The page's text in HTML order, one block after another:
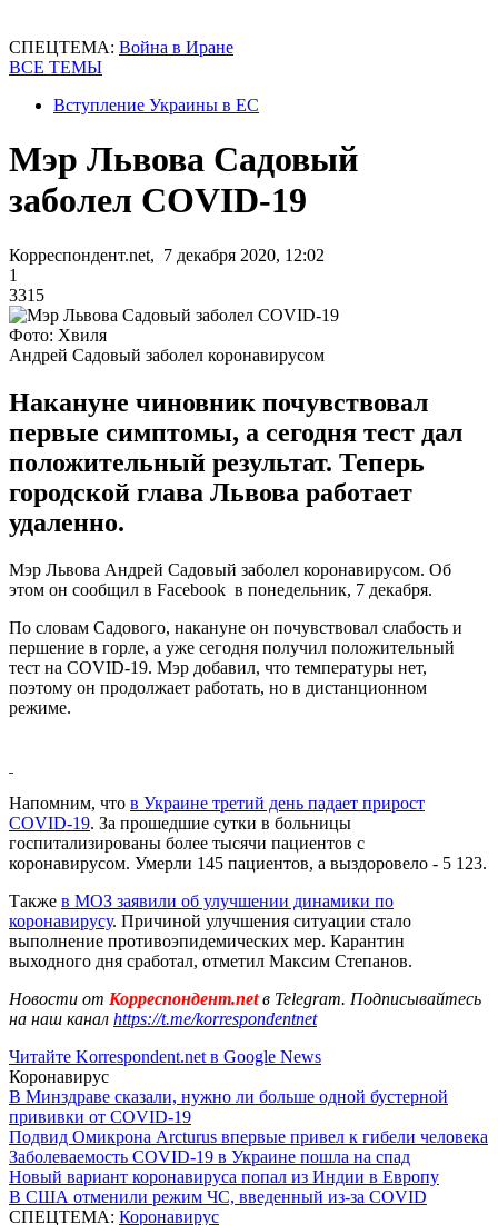
СПЕЦТЕМА: Война в Иране
ВСЕ ТЕМЫ
Вступление Украины в ЕС
Мэр Львова Садовый
заболел COVID-19
Корреспондент.net, 7 декабря 2020, 12:02
1
3315
Фото: Хвиля
Андрей Садовый заболел коронавирусом
Накануне чиновник почувствовал
первые симптомы, а сегодня тест дал
положительный результат. Теперь
городской глава Львова работает
удаленно.
Мэр Львова Андрей Садовый заболел коронавирусом. Об
этом он сообщил в Facebook в понедельник, 7 декабря.
По словам Садового, накануне он почувствовал слабость и
першение в горле, а уже сегодня получил положительный
тест на COVID-19. Мэр добавил, что температуры нет,
поэтому он продолжает работать, но в дистанционном
режиме.
Напомним, что в Украине третий день падает прирост
COVID-19. За прошедшие сутки в больницы
госпитализированы более тысячи пациентов с
коронавирусом. Умерли 145 пациентов, а выздоровело - 5 123.
Также в МОЗ заявили об улучшении динамики по
коронавирусу. Причиной улучшения ситуации стало
выполнение противоэпидемических мер. Карантин
выходного дня сработал, отметил Максим Степанов.
Новости от Корреспондент.netв Telegram. Подписывайтесь
на наш канал https://t.me/korrespondentnet
Читайте Korrespondent.net в Google News
Коронавирус
В Минздраве сказали, нужно ли больше одной бустерной
прививки от COVID-19
Подвид Омикрона Arcturus впервые привел к гибели человека
Заболеваемость COVID-19 в Украине пошла на спад
Новый вариант коронавируса попал из Индии в Европу
В США отменили режим ЧС, введенный из-за COVID
СПЕЦТЕМА: Коронавирус